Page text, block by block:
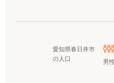
愛知県春日井市
の人口
男